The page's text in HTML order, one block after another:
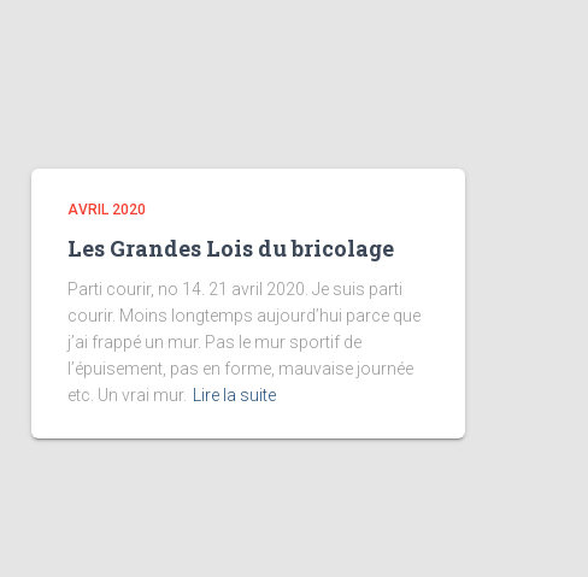
AVRIL 2020
Les Grandes Lois du bricolage
Parti courir, no 14. 21 avril 2020. Je suis parti
courir. Moins longtemps aujourd’hui parce que
j’ai frappé un mur. Pas le mur sportif de
l’épuisement, pas en forme, mauvaise journée
etc. Un vrai mur.
Lire la suite